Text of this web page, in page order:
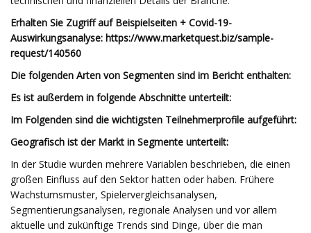
Erhalten Sie Zugriff auf Beispielseiten + Covid-19-
Auswirkungsanalyse: https://www.marketquest.biz/sample-
request/140560
Die folgenden Arten von Segmenten sind im Bericht enthalten:
Es ist außerdem in folgende Abschnitte unterteilt:
Im Folgenden sind die wichtigsten Teilnehmerprofile aufgeführt:
Geografisch ist der Markt in Segmente unterteilt:
In der Studie wurden mehrere Variablen beschrieben, die einen
großen Einfluss auf den Sektor hatten oder haben. Frühere
Wachstumsmuster, Spielervergleichsanalysen,
Segmentierungsanalysen, regionale Analysen und vor allem
aktuelle und zukünftige Trends sind Dinge, über die man